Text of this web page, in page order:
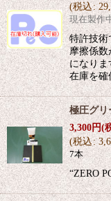
(税込:
現在製作
特許技術
摩擦係
になりま
在庫を
極圧グ
3,300円(
(税込:
7本
“ZERO